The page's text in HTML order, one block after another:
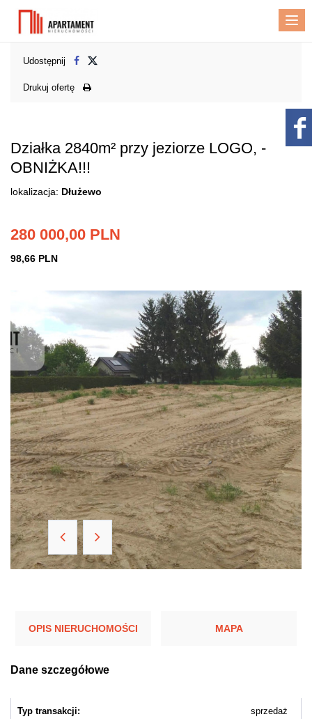
Udostępnij
Drukuj ofertę
Działka 2840m² przy jeziorze LOGO, -
OBNIŻKA!!!
lokalizacja: Dłużewo
280 000,00 PLN
98,66 PLN
OPIS NIERUCHOMOŚCI MAPA
Dane szczegółowe
Typ transakcji:
sprzedaż